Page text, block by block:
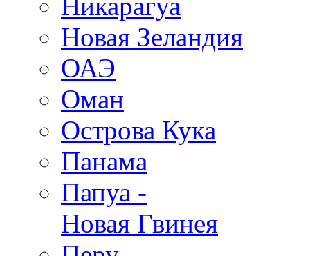
Новая Зеландия
ОАЭ
Оман
Острова Кука
Панама
Папуа -
Новая Гвинея